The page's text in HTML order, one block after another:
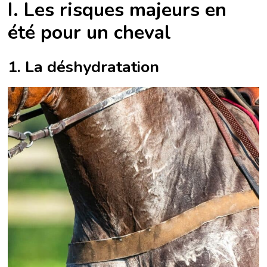
I. Les risques majeurs en
été pour un cheval
1. La déshydratation